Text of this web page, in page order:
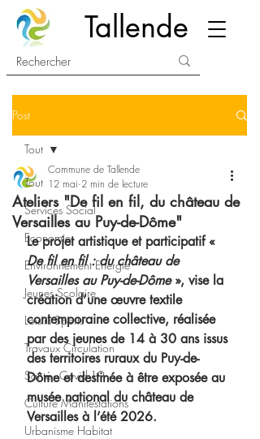
Tallende
Post
Tout
Services Social
Economie
Environnement Energie
Jeunes Scolaire
Loisirs Sports
Travaux Circulation
Santé - Covid-19
Culture Manifestations
Urbanisme Habitat
Tout
Ateliers "De fil en fil, du château de
Versailles au Puy-de-Dôme"
Commune de Tallende
12 mai 2 min de lecture
Le projet artistique et participatif «
De fil en fil : du château de
Versailles au Puy-de-Dôme », vise la
création d’une œuvre textile
contemporaine collective, réalisée
par des jeunes de 14 à 30 ans issus
des territoires ruraux du Puy-de-
Dôme et destinée à être exposée au
musée national du château de
Versailles à l’été 2026.